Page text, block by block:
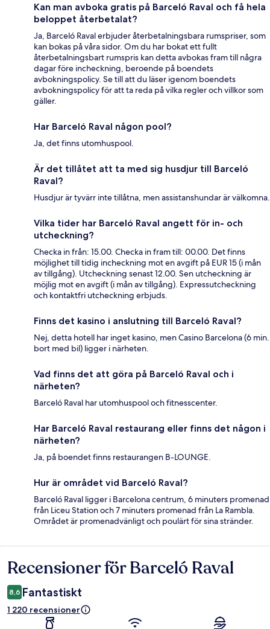
Kan man avboka gratis på Barceló Raval och få hela
beloppet återbetalat?
Ja, Barceló Raval erbjuder återbetalningsbara rumspriser, som
kan bokas på våra sidor. Om du har bokat ett fullt
återbetalningsbart rumspris kan detta avbokas fram till några
dagar före incheckning, beroende på boendets
avbokningspolicy. Se till att du läser igenom boendets
avbokningspolicy för att ta reda på vilka regler och villkor som
gäller.
Har Barceló Raval någon pool?
Ja, det finns utomhuspool.
Är det tillåtet att ta med sig husdjur till Barceló
Raval?
Husdjur är tyvärr inte tillåtna, men assistanshundar är välkomna.
Vilka tider har Barceló Raval angett för in- och
utcheckning?
Checka in från: 15.00. Checka in fram till: 00.00. Det finns
möjlighet till tidig incheckning mot en avgift på EUR 15 (i mån
av tillgång). Utcheckning senast 12.00. Sen utcheckning är
möjlig mot en avgift (i mån av tillgång). Expressutcheckning
och kontaktfri utcheckning erbjuds.
Finns det kasino i anslutning till Barceló Raval?
Nej, detta hotell har inget kasino, men Casino Barcelona (6 min.
bort med bil) ligger i närheten.
Vad finns det att göra på Barceló Raval och i
närheten?
Barceló Raval har utomhuspool och fitnesscenter.
Har Barceló Raval restaurang eller finns det någon i
närheten?
Ja, på boendet finns restaurangen B-LOUNGE.
Hur är området vid Barceló Raval?
Barceló Raval ligger i Barcelona centrum, 6 minuters promenad
från Liceu Station och 7 minuters promenad från La Rambla.
Området är promenadvänligt och poulärt för sina stränder.
Recensioner
Recensioner för Barceló Raval
8,6 Fantastiskt
1 220 recensioner